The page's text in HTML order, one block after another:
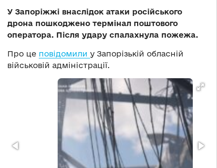
У Запоріжжі внаслідок атаки російського
дрона пошкоджено термінал поштового
оператора. Після удару спалахнула пожежа.
Про це повідомили у Запорізькій обласній
військовій адміністрації.